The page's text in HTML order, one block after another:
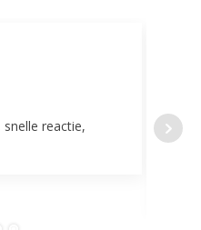
reactie,
door